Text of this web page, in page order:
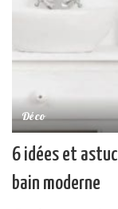
Déco
6 idées et
bain moderne